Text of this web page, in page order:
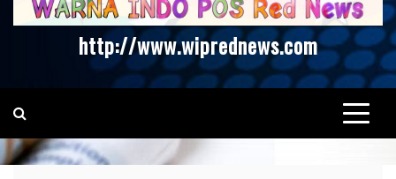
http://www.wiprednews.com